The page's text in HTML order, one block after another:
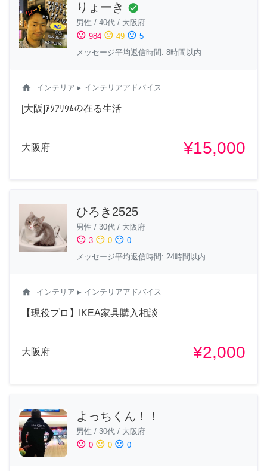
りょーき check_circle
男性 / 40代 / 大阪府
sentiment_satisfied 984 sentiment_neutral 49 sentiment_dissatisfied 5
メッセージ平均返信時間: 8時間以内
home インテリア ▸ インテリアアドバイス
[大阪]ｱｸｱﾘｳﾑの在る生活
大阪府 ¥15,000
ひろき2525
男性 / 30代 / 大阪府
sentiment_satisfied 3 sentiment_neutral 0 sentiment_dissatisfied 0
メッセージ平均返信時間: 24時間以内
home インテリア ▸ インテリアアドバイス
【現役プロ】IKEA家具購入相談
大阪府 ¥2,000
よっちくん！！
男性 / 30代 / 大阪府
sentiment_satisfied 0 sentiment_neutral 0 sentiment_dissatisfied 0